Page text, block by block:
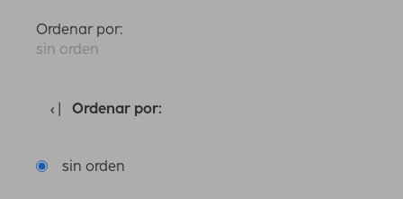
Ordenar por:
sin orden
Ordenar por:
sin orden